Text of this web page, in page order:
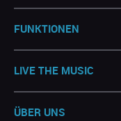
FUNKTIONEN
LIVE THE MUSIC
ÜBER UNS